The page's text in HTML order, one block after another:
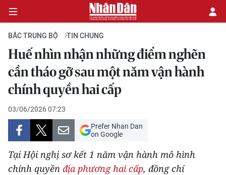
CHÍNH TRỊ
KINH TẾ
VĂN HÓA
XÃ HỘI
PHÁP LUẬT
BẮC TRUNG BỘ TIN CHUNG
Huế nhìn nhận những điểm nghẽn
cần tháo gỡ sau một năm vận hành
chính quyền hai cấp
03/06/2026 07:23
Prefer Nhan Dan
on Google
Tại Hội nghị sơ kết 1 năm vận hành mô hình
chính quyền địa phương hai cấp, đồng chí